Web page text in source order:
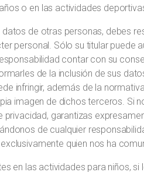
o en las actividades
de otras personas, debes
personal. Sólo su titular puede
contar con su
de la inclusión de sus
infringir, además de la
imagen de dichos terceros. Si
privacidad, garantizas
de cualquier
quien nos ha
en las actividades para niños,